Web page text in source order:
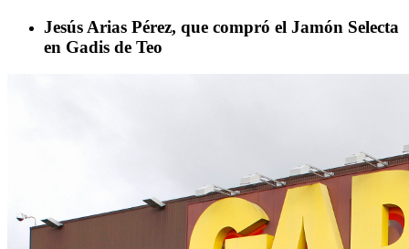
Jesús Arias Pérez, que compró el Jamón Selecta
en Gadis de Teo